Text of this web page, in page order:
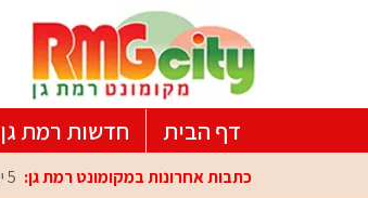
דף הבית חדשות רמת גן
כתבות אחרונות במקומונט רמת גן: 5 יולי, 2026